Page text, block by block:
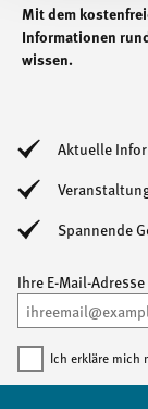
Mit dem
Informationen
wissen.
Aktuelle
Spannende
Ihre E-Mail-Adresse
Ich erkläre mich